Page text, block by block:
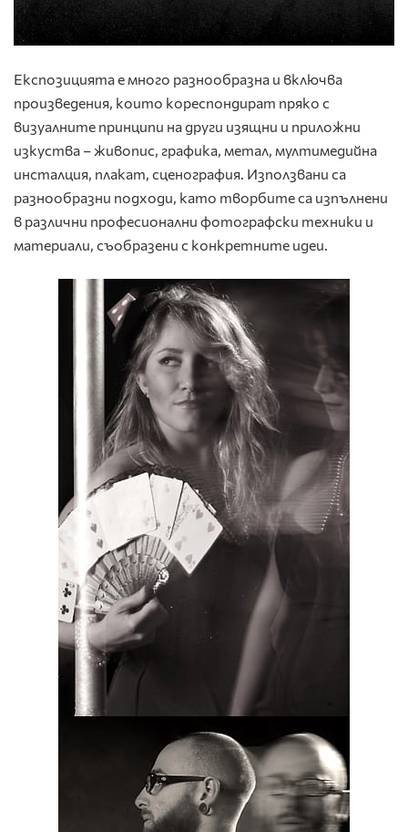
Експозицията е много разнообразна и включва
произведения, които кореспондират пряко с
визуалните принципи на други изящни и приложни
изкуства – живопис, графика, метал, мултимедийна
инсталция, плакат, сценография. Използвани са
разнообразни подходи, като творбите са изпълнени
в различни професионални фотографски техники и
материали, съобразени с конкретните идеи.